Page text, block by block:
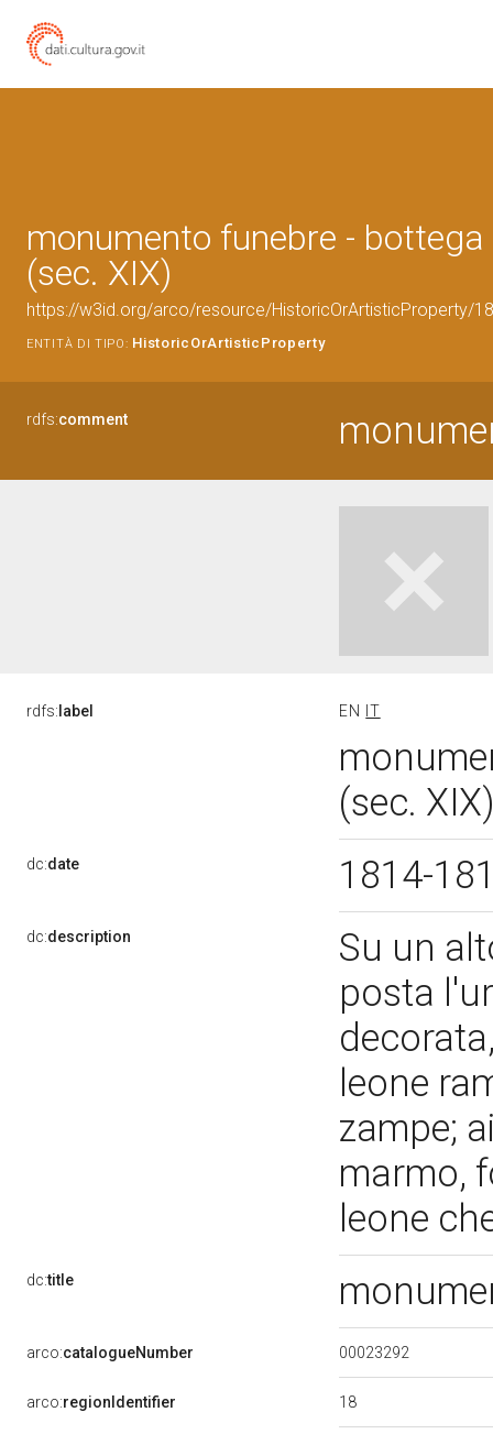
monumento funebre -
(sec. XIX)
https://w3id.org/arco/resource/HistoricOrArtisticProperty/
ENTITÀ DI TIPO: HistoricOrArtisticProperty
rdfs:comment
rdfs: label EN IT
(sec.
dc:date 1814-
dc:description
Su un
posta
leone
zampe;
marmo,
leone
dc:title
arco:catalogueNumber 00023292
arco:regionIdentifier 18